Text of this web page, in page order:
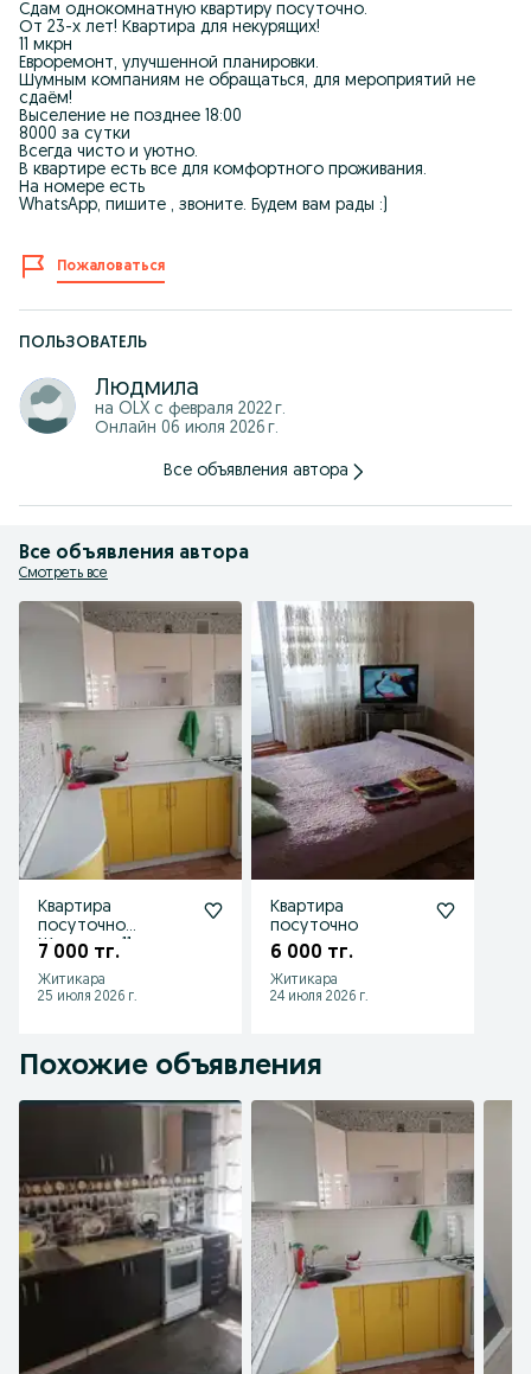
Сдам однокомнатную квартиру посуточно.
От 23-х лет! Квартира для некурящих!
11 мкрн
Евроремонт, улучшенной планировки.
Шумным компаниям не обращаться, для мероприятий не
сдаём!
Выселение не позднее 18:00
8000 за сутки
Всегда чисто и уютно.
В квартире есть все для комфортного проживания.
На номере есть
WhatsApp, пишите , звоните. Будем вам рады :)
Пожаловаться
ПОЛЬЗОВАТЕЛЬ
Людмила
на OLX с февраля 2022 г.
Онлайн 06 июля 2026 г.
Все объявления автора
Все объявления автора
Смотреть все
Квартира
посуточно
Житикара 11 мкрн
7 000 тг.
Житикара
25 июля 2026 г.
Квартира
посуточно
6 000 тг.
Житикара
24 июля 2026 г.
Похожие объявления